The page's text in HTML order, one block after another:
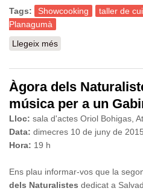
Tags: Showcooking taller de
Planagumà
Llegeix més
Àgora dels
música per a un
Lloc: sala d'actes Oriol Bohigas,
Data: dimecres 10 de juny de 2015
Hora: 19 h
Ens plau informar-vos que la
dels Naturalistes dedicat a